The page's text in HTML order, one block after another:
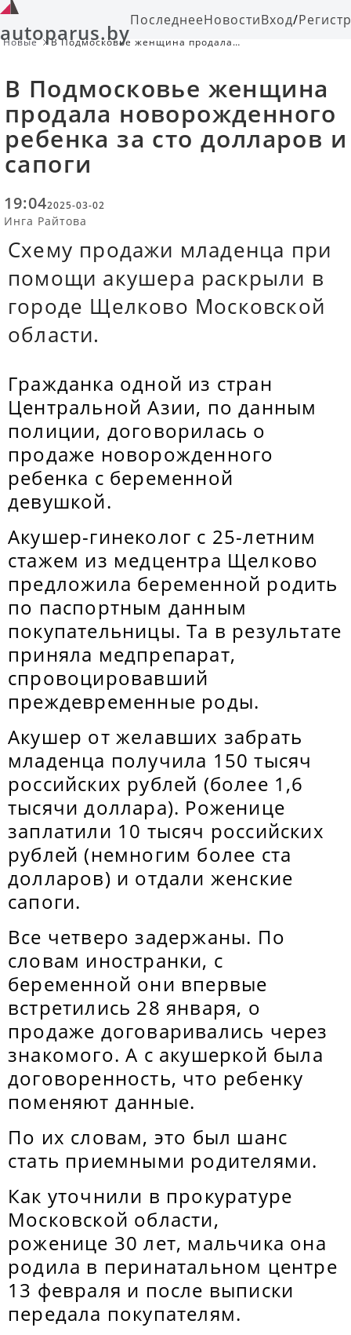
autoparus.byПоследнееНовостиВход/
Новые
В Подмосковье женщина продала
В Подмосковье женщина
продала новорожденного
ребенка за сто долларов и
сапоги
19:042025-03-02
Инга Райтова
Схему продажи младенца при
помощи акушера раскрыли в
городе Щелково Московской
области.
Гражданка одной из стран
Центральной Азии, по данным
полиции, договорилась о
продаже новорожденного
ребенка с беременной
девушкой.
Акушер-гинеколог с 25-летним
стажем из медцентра Щелково
предложила беременной родить
по паспортным данным
покупательницы. Та в результате
приняла медпрепарат,
спровоцировавший
преждевременные роды.
Акушер от желавших забрать
младенца получила 150 тысяч
российских рублей (более 1,6
тысячи доллара). Роженице
заплатили 10 тысяч российских
рублей (немногим более ста
долларов) и отдали женские
сапоги.
Все четверо задержаны. По
словам иностранки, с
беременной они впервые
встретились 28 января, о
продаже договаривались через
знакомого. А с акушеркой была
договоренность, что ребенку
поменяют данные.
По их словам, это был шанс
стать приемными родителями.
Как уточнили в прокуратуре
Московской области,
роженице 30 лет, мальчика она
родила в перинатальном центре
13 февраля и после выписки
передала покупателям.